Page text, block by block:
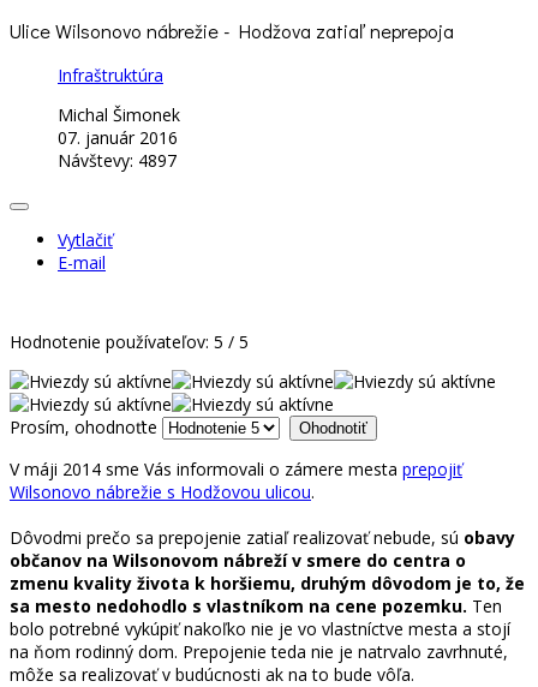
Ulice Wilsonovo nábrežie - Hodžova zatiaľ neprepoja
Infraštruktúra
Michal Šimonek
07. január 2016
Návštevy: 4897
Vytlačiť
E-mail
Hodnotenie používateľov: 5 / 5
Prosím, ohodnoťte
V máji 2014 sme Vás informovali o zámere mesta prepojiť
Wilsonovo nábrežie s Hodžovou ulicou.
Dôvodmi prečo sa prepojenie zatiaľ realizovať nebude, sú obavy
občanov na Wilsonovom nábreží v smere do centra o
zmenu kvality života k horšiemu, druhým dôvodom je to, že
sa mesto nedohodlo s vlastníkom na cene pozemku. Ten
bolo potrebné vykúpiť nakoľko nie je vo vlastníctve mesta a stojí
na ňom rodinný dom. Prepojenie teda nie je natrvalo zavrhnuté,
môže sa realizovať v budúcnosti ak na to bude vôľa.